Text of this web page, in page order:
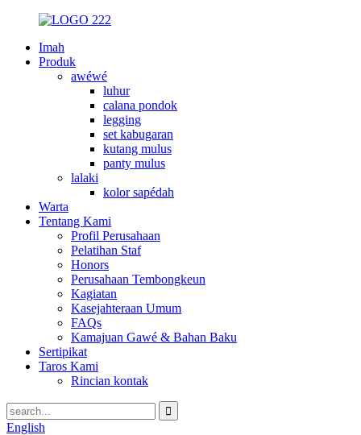
Imah
Produk
awéwé
luhur
calana pondok
legging
set kabugaran
kutang mulus
panty mulus
lalaki
kolor sapédah
Warta
Tentang Kami
Profil Perusahaan
Pelatihan Staf
Honors
Perusahaan Tembongkeun
Kagiatan
Kasejahteraan Umum
FAQs
Kamajuan Gawé & Bahan Baku
Sertipikat
Taros Kami
Rincian kontak
English